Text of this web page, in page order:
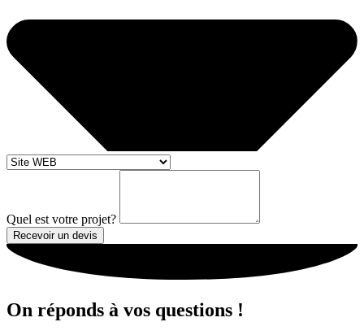
Quel est votre projet?
Recevoir un devis
On réponds à vos questions !